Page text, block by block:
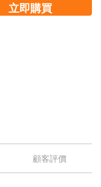
立即購買
顧客評價